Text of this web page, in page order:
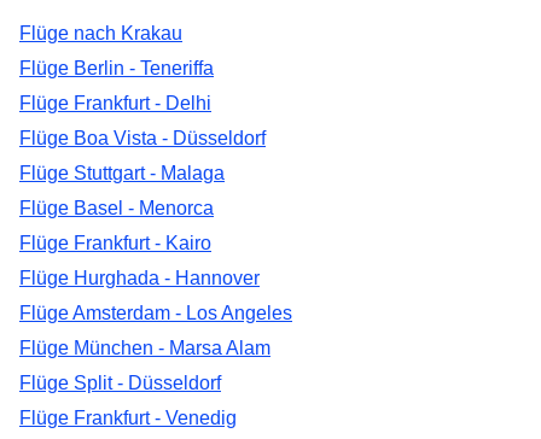
Flüge nach Krakau
Flüge Berlin - Teneriffa
Flüge Frankfurt - Delhi
Flüge Boa Vista - Düsseldorf
Flüge Stuttgart - Malaga
Flüge Basel - Menorca
Flüge Frankfurt - Kairo
Flüge Hurghada - Hannover
Flüge Amsterdam - Los Angeles
Flüge München - Marsa Alam
Flüge Split - Düsseldorf
Flüge Frankfurt - Venedig